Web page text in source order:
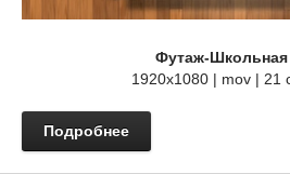
Футаж-
1920x1080 | mov | 21
Подробнее